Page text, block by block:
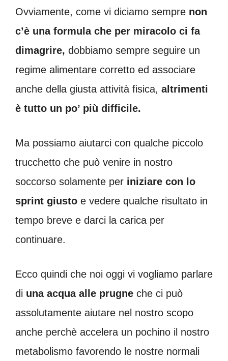
Ovviamente, come vi diciamo sempre non
c’è una formula che per miracolo ci fa
dimagrire, dobbiamo sempre seguire un
regime alimentare corretto ed associare
anche della giusta attività fisica, altrimenti
è tutto un po’ più difficile.
Ma possiamo aiutarci con qualche piccolo
trucchetto che può venire in nostro
soccorso solamente per iniziare con lo
sprint giusto e vedere qualche risultato in
tempo breve e darci la carica per
continuare.
Ecco quindi che noi oggi vi vogliamo parlare
di una acqua alle prugne che ci può
assolutamente aiutare nel nostro scopo
anche perchè accelera un pochino il nostro
metabolismo favorendo le nostre normali